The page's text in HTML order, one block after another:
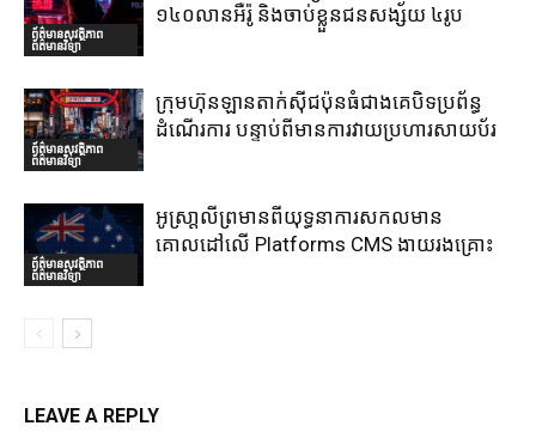
ព័ត៌មានសុវត្ថិភាព
ព័ត៌មានវិទ្យា
១៤០លានអឺរ៉ូ និងចាប់ខ្លួនជនសង្ស័យ ៤រូប
ព័ត៌មានសុវត្ថិភាព
ព័ត៌មានវិទ្យា
ក្រុមហ៊ុនឡានតាក់ស៊ីជប៉ុនធំជាងគេបិទប្រព័ន្ធ
ដំណើរការ បន្ទាប់ពីមានការវាយប្រហារសាយប័រ
ព័ត៌មានសុវត្ថិភាព
ព័ត៌មានវិទ្យា
អូស្រា្តលីព្រមានពីយុទ្ធនាការសកលមាន
គោលដៅលើ Platforms CMS ងាយរងគ្រោះ
LEAVE A REPLY